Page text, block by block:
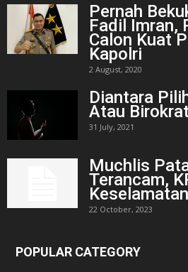
Pernah
Fadil Imran,
Calon Kuat
Kapolri
2 August, 2020
Diantara
Atau Birokrat
31 July, 2021
Muchlis
Terancam,
22 October, 2023
POPULAR CATEGORY